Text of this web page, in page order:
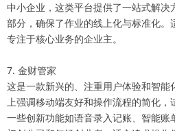
中小企业，这类平台提供了一站式解
部分，确保了作业的线上化与标准化。
专注于核心业务的企业主。
7. 金财管家
这是一款新兴的、注重用户体验和智能
上强调移动端友好和操作流程的简化，
一些创新功能如语音录入记账、智能账